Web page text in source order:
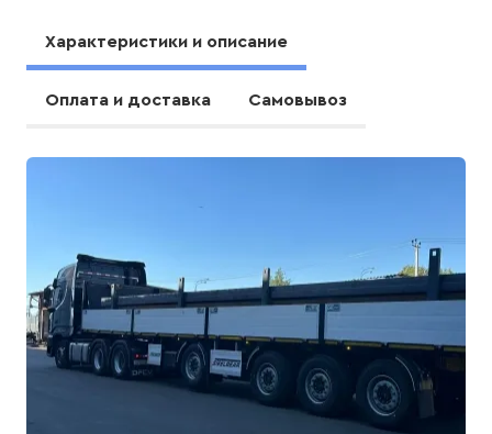
Характеристики и описание
Оплата и доставка Самовывоз